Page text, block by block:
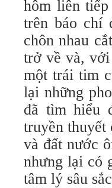
hôm liên
trên báo chí
chôn nhau
trở về và, với
một trái tim
lại những
đã tìm hiểu
truyền thuyết
và đất nước
nhưng lại có
tâm lý sâu